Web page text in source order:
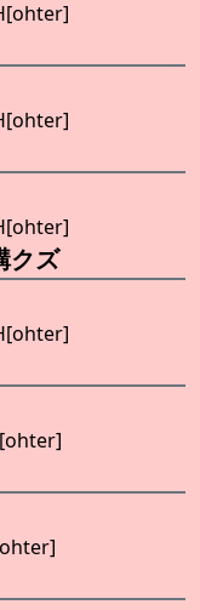
クズ